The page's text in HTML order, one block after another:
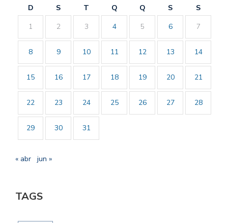
D S T Q Q S
S
1
2 3 4 5 6 7
8 9 10 11 12 13 14
15 16 17 18 19 20 21
22 23 24 25 26 27 28
29 30 31
« abr jun »
TAGS